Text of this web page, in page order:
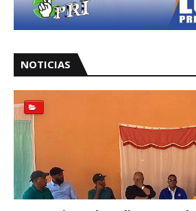
NOTICIAS